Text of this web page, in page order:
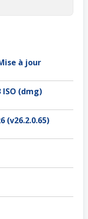
à jour
ISO (dmg)
(v26.2.0.65)